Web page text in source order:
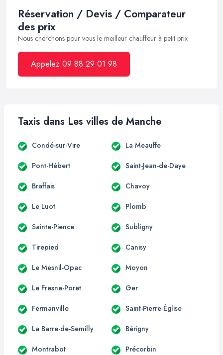
Réservation / Devis / Comparateur
des prix
Nous cherchons pour vous le meilleur chauffeur à petit prix
Appelez 09 88 29 01 98
Taxis dans Les villes de Manche
Condé-sur-Vire La Meauffe
Pont-Hébert Saint-Jean-de-Daye
Braffais Chavoy
Le Luot Plomb
Sainte-Pience Subligny
Tirepied Canisy
Le Mesnil-Opac Moyon
Le Fresne-Poret Ger
Fermanville Saint-Pierre-Église
La Barre-de-Semilly Bérigny
Montrabot Précorbin